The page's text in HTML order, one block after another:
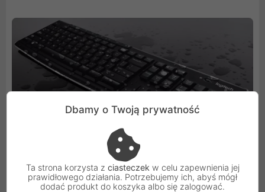
Dbamy o Twoją prywatność
Ta strona korzysta z ciasteczek w celu zapewnienia jej
prawidłowego działania. Potrzebujemy ich, abyś mógł
dodać produkt do koszyka albo się zalogować.